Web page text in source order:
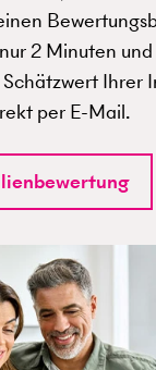
2 Minuten
Ihrer
per E-Mail.